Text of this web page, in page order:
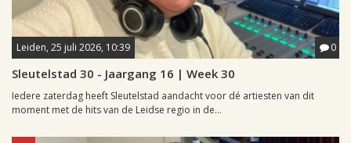
Leiden, 25 juli 2026, 10:39 0
Sleutelstad 30 - Jaargang 16 | Week 30
Iedere zaterdag heeft Sleutelstad aandacht voor dé artiesten van dit
moment met de hits van de Leidse regio in de...